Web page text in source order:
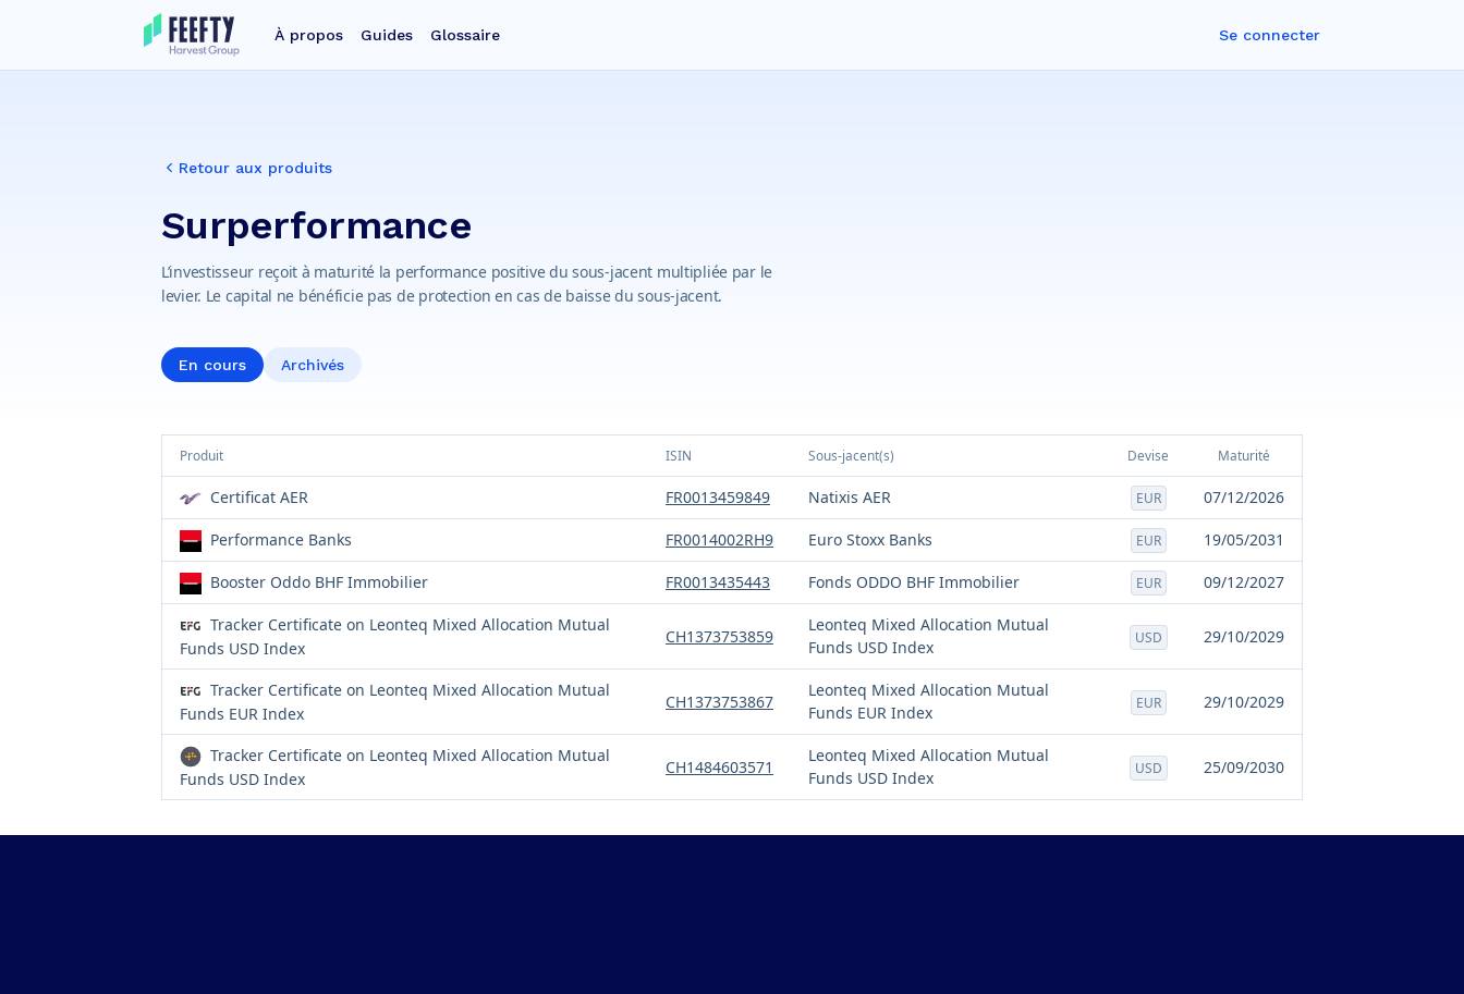
À propos Guides Glossaire Se connecter
Retour aux produits
Surperformance
L’investisseur reçoit à maturité la performance positive du sous-jacent multipliée par le
levier. Le capital ne bénéficie pas de protection en cas de baisse du sous-jacent.
En cours Archivés
Produit ISIN Sous-jacent(s) Devise Maturité
Certificat AER FR0013459849 Natixis AER EUR 07/12/2026
Performance Banks FR0014002RH9 Euro Stoxx Banks EUR 19/05/2031
Booster Oddo BHF Immobilier FR0013435443 Fonds ODDO BHF Immobilier EUR 09/12/2027
Tracker Certificate on Leonteq Mixed Allocation Mutual
Funds USD Index
CH1373753859
Leonteq Mixed Allocation Mutual
Funds USD Index
USD 29/10/2029
Tracker Certificate on Leonteq Mixed Allocation Mutual
Funds EUR Index
CH1373753867
Leonteq Mixed Allocation Mutual
Funds EUR Index
EUR 29/10/2029
Tracker Certificate on Leonteq Mixed Allocation Mutual
Funds USD Index
CH1484603571
Leonteq Mixed Allocation Mutual
Funds USD Index
USD 25/09/2030